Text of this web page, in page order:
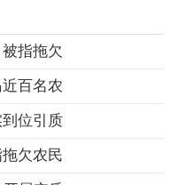
指拖欠
百名农
位引质
欠农民